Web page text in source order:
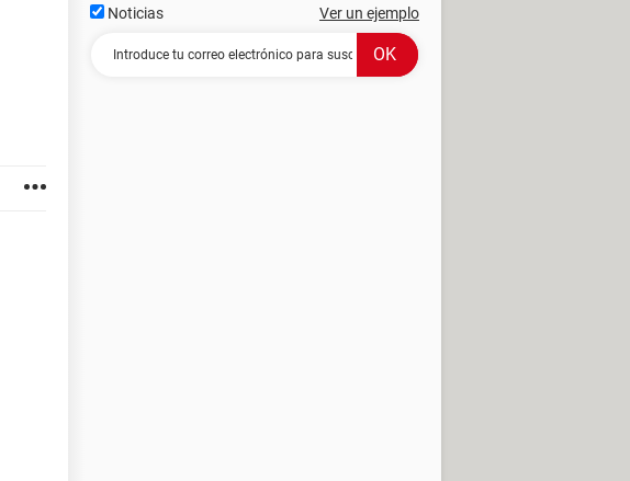
Noticias Ver un ejemplo